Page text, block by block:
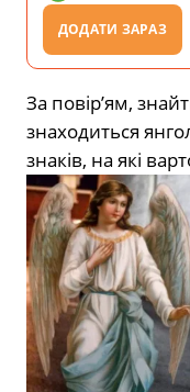
ДОДАТИ ЗАРАЗ
За повір’ям,
знаходиться
знаків, на які